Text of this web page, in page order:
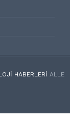
HABERLERI ALLE